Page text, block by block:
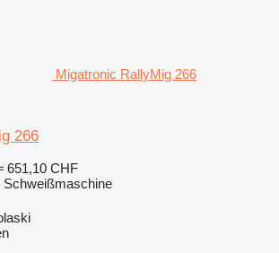
Migatronic RallyMig 266
266
651,10 CHF
Schweißmaschine